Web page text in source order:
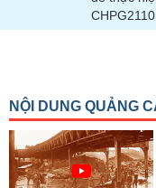
CHPG2110